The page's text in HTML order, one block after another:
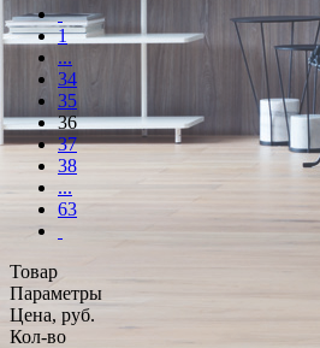
1
...
34
35
36
37
38
...
63
Товар
Параметры
Цена, руб.
Кол-во